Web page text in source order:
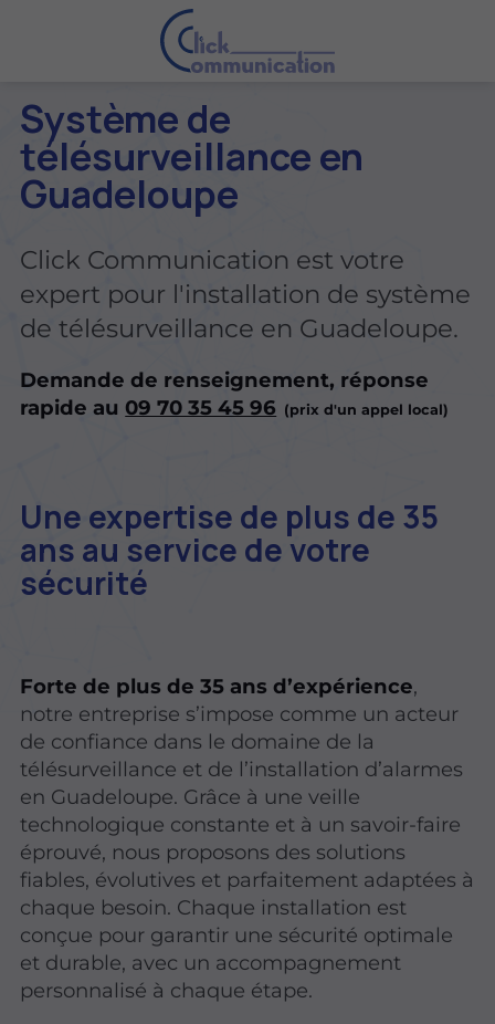
Système de
télésurveillance en
Guadeloupe
Click Communication est votre
expert pour l'installation de système
de télésurveillance en Guadeloupe.
Demande de renseignement, réponse
rapide au 09 70 35 45 96
Une expertise de plus de 35
ans au service de votre
sécurité
Forte de plus de 35 ans d’expérience,
notre entreprise s’impose comme un acteur
de confiance dans le domaine de la
télésurveillance et de l’installation d’alarmes
en Guadeloupe. Grâce à une veille
technologique constante et à un savoir-faire
éprouvé, nous proposons des solutions
fiables, évolutives et parfaitement adaptées à
chaque besoin. Chaque installation est
conçue pour garantir une sécurité optimale
et durable, avec un accompagnement
personnalisé à chaque étape.